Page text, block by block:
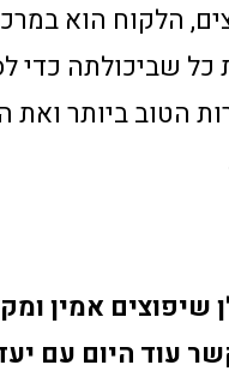
הלקוח הוא
שביכולתה כדי
הטוב ביותר ואת
אמין
עוד היום עם